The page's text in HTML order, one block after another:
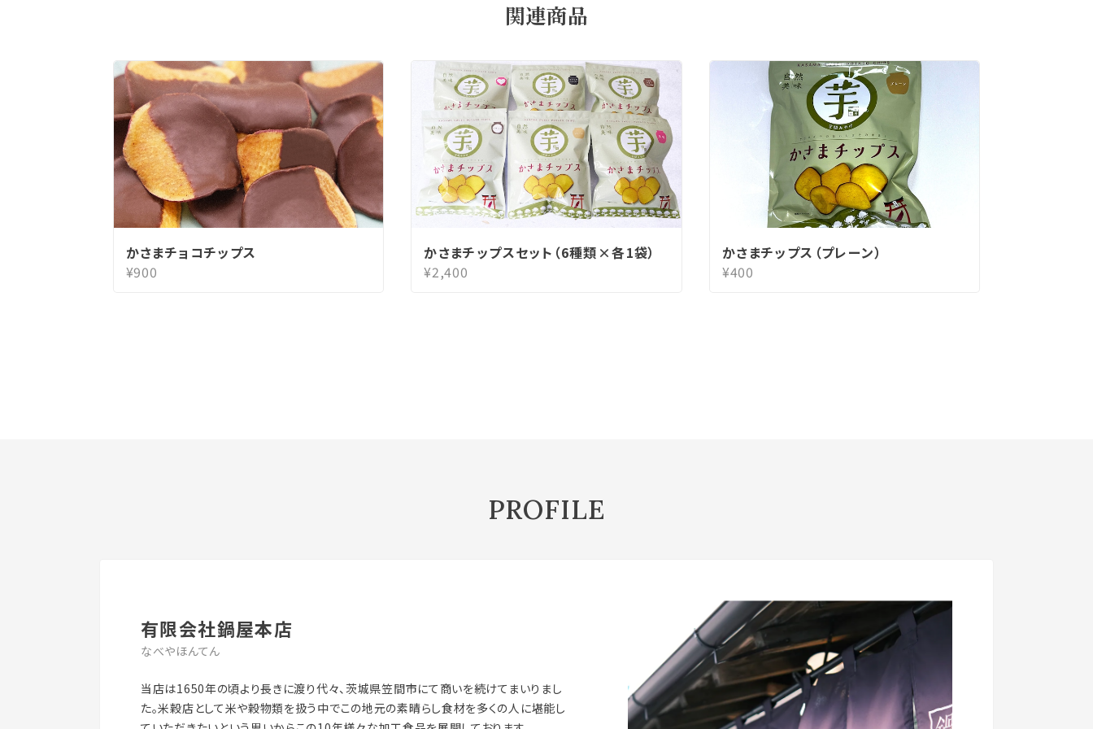
関連商品
かさまチョコチップス
¥900
かさまチップスセット（6種類×各1袋）
¥2,400
かさまチップス（プレーン）
¥400
PROFILE
有限会社鍋屋本店
なべやほんてん
当店は1650年の頃より長きに渡り代々、茨城県笠間市にて商いを続けてまいりまし
た。米穀店として米や穀物類を扱う中でこの地元の素晴らし食材を多くの人に堪能し